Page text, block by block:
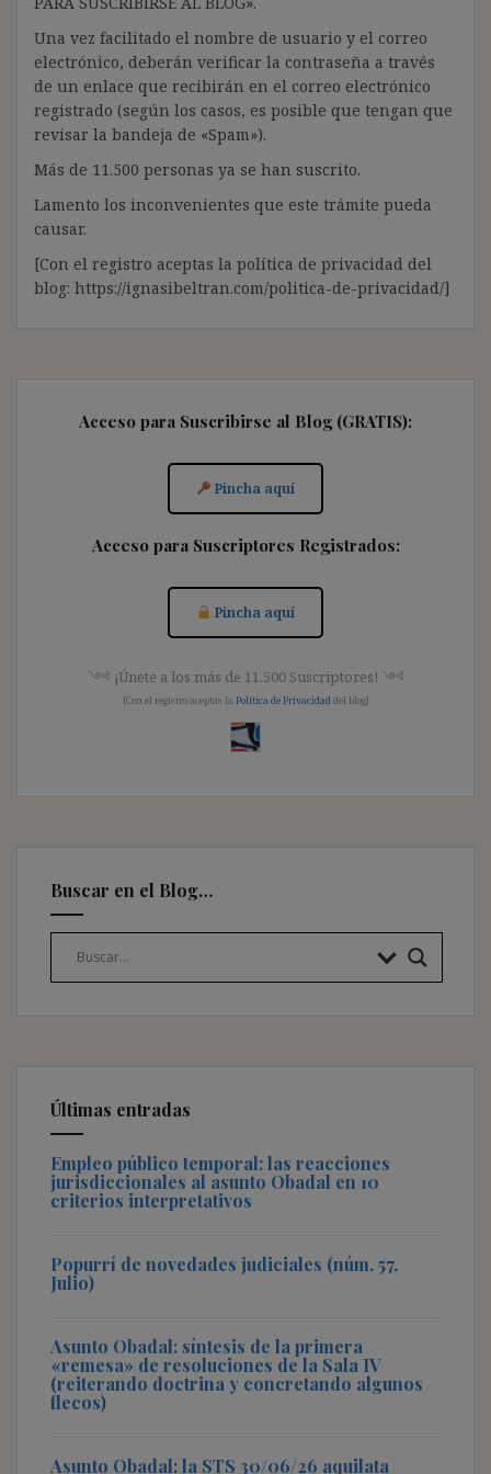
Una vez facilitado el nombre de usuario y el correo
electrónico, deberán verificar la contraseña a través
de un enlace que recibirán en el correo electrónico
registrado (según los casos, es posible que tengan que
revisar la bandeja de «Spam»).
Más de 11.500 personas ya se han suscrito.
Lamento los inconvenientes que este trámite pueda
causar.
[Con el registro aceptas la política de privacidad del
blog: https://ignasibeltran.com/politica-de-privacidad/]
Acceso para Suscribirse al Blog (GRATIS):
Pincha aquí
Acceso para Suscriptores Registrados:
Pincha aquí
༺ ¡Únete a los más de 11.500 Suscriptores! ༺
[Con el registro aceptas la Política de Privacidad del blog]
Buscar en el Blog…
Últimas entradas
Empleo público temporal: las reacciones
jurisdiccionales al asunto Obadal en 10
criterios interpretativos
Popurrí de novedades judiciales (núm. 57,
Julio)
Asunto Obadal: síntesis de la primera
«remesa» de resoluciones de la Sala IV
(reiterando doctrina y concretando algunos
flecos)
Asunto Obadal: la STS 30/06/26 aquilata